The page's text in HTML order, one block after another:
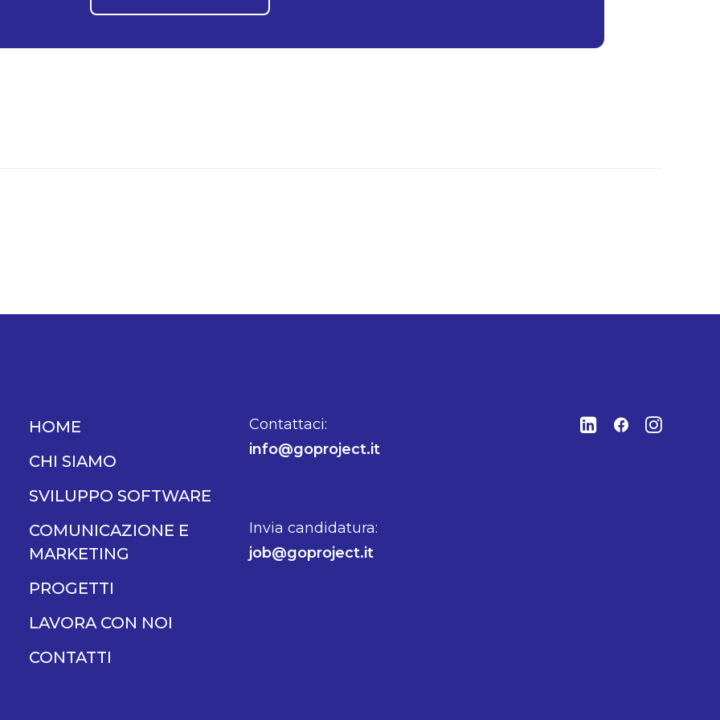
HOME
CHI SIAMO
SVILUPPO SOFTWARE
COMUNICAZIONE E
MARKETING
PROGETTI
LAVORA CON NOI
CONTATTI
Contattaci:
info@goproject.it
Invia candidatura:
job@goproject.it